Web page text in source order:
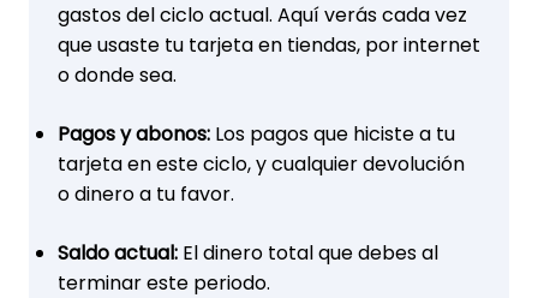
gastos del ciclo actual. Aquí verás cada vez
que usaste tu tarjeta en tiendas, por internet
o donde sea.
Pagos y abonos: Los pagos que hiciste a tu
tarjeta en este ciclo, y cualquier devolución
o dinero a tu favor.
Saldo actual: El dinero total que debes al
terminar este periodo.